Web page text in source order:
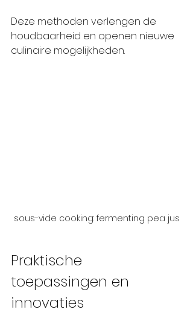
Deze methoden verlengen de
houdbaarheid en openen nieuwe
culinaire mogelijkheden.
sous-vide cooking: fermenting pea jus
Praktische
toepassingen en
innovaties